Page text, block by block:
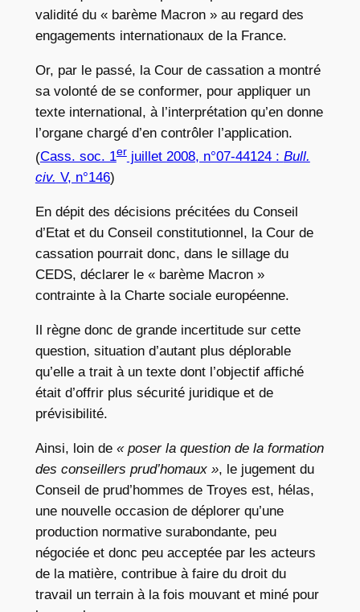
validité du « barème Macron » au regard des
engagements internationaux de la France.
Or, par le passé, la Cour de cassation a montré
sa volonté de se conformer, pour appliquer un
texte international, à l’interprétation qu’en donne
l’organe chargé d’en contrôler l’application.
(Cass. soc. 1erjuillet 2008, n°07-44124 : Bull.
civ. V, n°146)
En dépit des décisions précitées du Conseil
d’Etat et du Conseil constitutionnel, la Cour de
cassation pourrait donc, dans le sillage du
CEDS, déclarer le « barème Macron »
contrainte à la Charte sociale européenne.
Il règne donc de grande incertitude sur cette
question, situation d’autant plus déplorable
qu’elle a trait à un texte dont l’objectif affiché
était d’offrir plus sécurité juridique et de
prévisibilité.
Ainsi, loin de « poser la question de la formation
des conseillers prud’homaux », le jugement du
Conseil de prud’hommes de Troyes est, hélas,
une nouvelle occasion de déplorer qu’une
production normative surabondante, peu
négociée et donc peu acceptée par les acteurs
de la matière, contribue à faire du droit du
travail un terrain à la fois mouvant et miné pour